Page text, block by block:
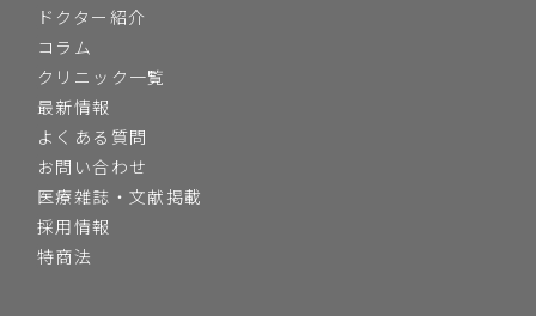
ドクター紹介
コラム
クリニック一覧
最新情報
よくある質問
お問い合わせ
医療雑誌・文献掲載
採用情報
特商法